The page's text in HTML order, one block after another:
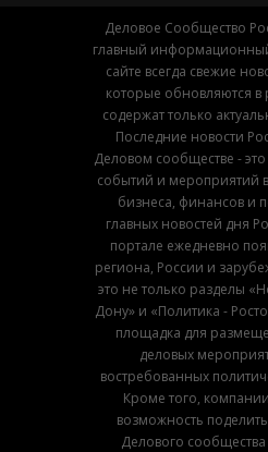
Деловое Сообщество
главный
сайте всегда свежие
которые обновляются
содержат только
Последние новости
Деловом сообществе -
событий и мероприятий
бизнеса, финансов и
главных новостей дня
портале ежедневно
региона, России и
это не только разделы
Дону» и «Политика -
площадка для
деловых
востребованных
Кроме того,
возможность
Делового